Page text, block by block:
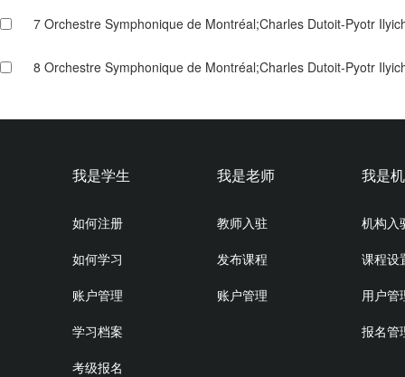
7 Orchestre Symphonique de Montréal;Charles Dutoit-Pyotr
8 Orchestre Symphonique de Montréal;Charles Dutoit-Pyotr
我是学生
如何注册
如何学习
账户管理
学习档案
考级报名
我是老师
教师入驻
发布课程
账户管理
我是
机构入
课程设
用户管
报名管